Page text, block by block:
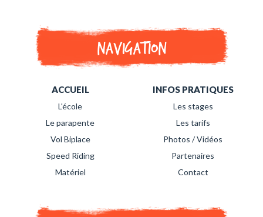
Navigation
ACCUEIL
L'école
Le parapente
Vol Biplace
Speed Riding
Matériel
INFOS PRATIQUES
Les stages
Les tarifs
Photos / Vidéos
Partenaires
Contact